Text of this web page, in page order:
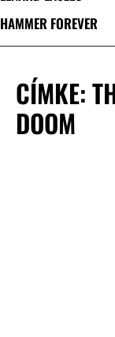
HAMMER FOREVER
CÍMKE:
DOOM